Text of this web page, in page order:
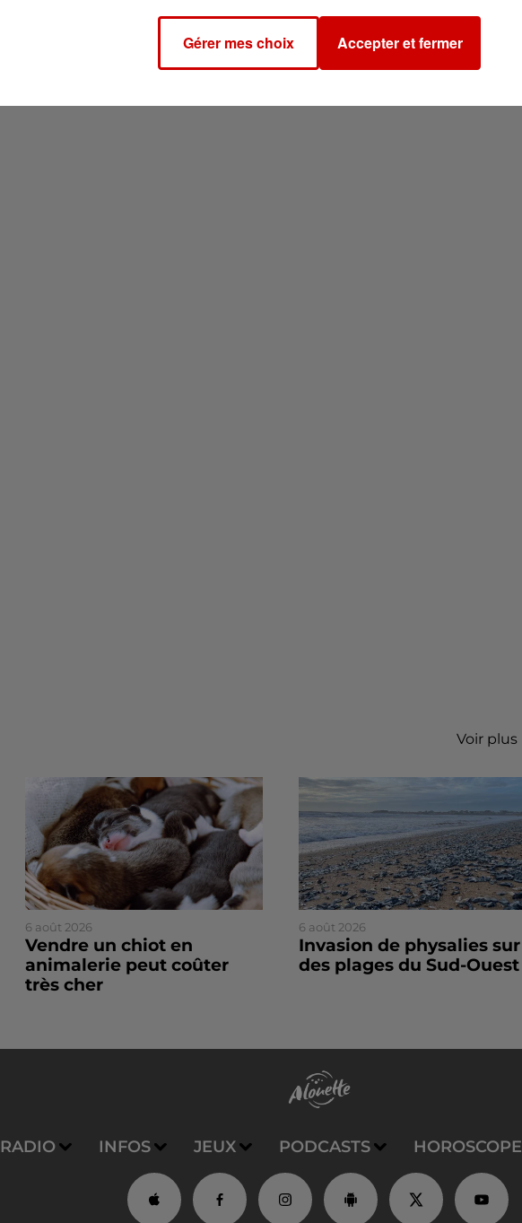
Voir plus
6 août 2026
Vendre un chiot en
animalerie peut coûter
très cher
6 août 2026
Invasion de physalies sur
des plages du Sud-Ouest
RADIO INFOS JEUX PODCASTS HOROSCOPE
Gérer mes choix Accepter et fermer